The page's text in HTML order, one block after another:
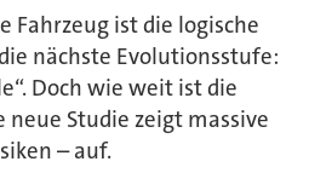
Fahrzeug ist die logische
nächste Evolutionsstufe:
Doch wie weit ist die
neue Studie zeigt massive
– auf.